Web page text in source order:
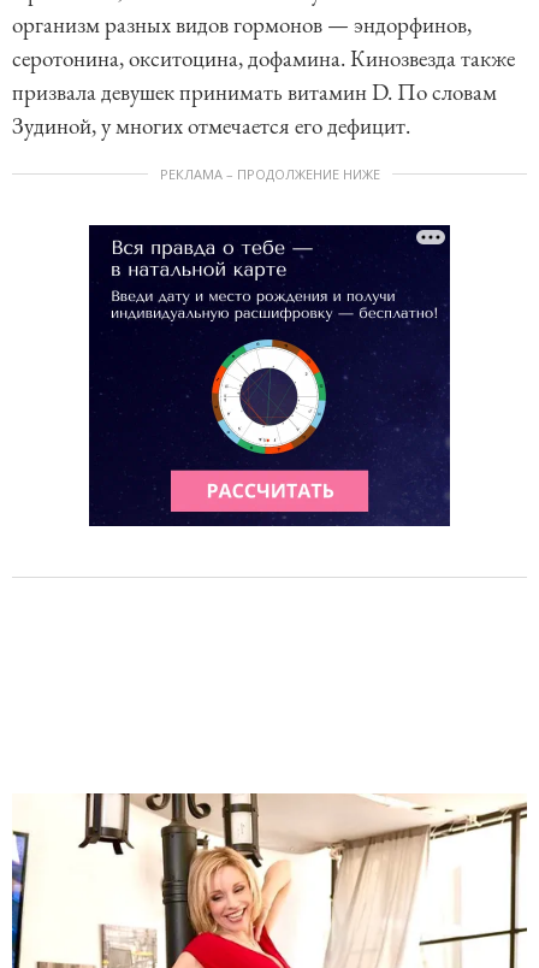
организм разных видов гормонов — эндорфинов,
серотонина, окситоцина, дофамина. Кинозвезда также
призвала девушек принимать витамин D. По словам
Зудиной, у многих отмечается его дефицит.
РЕКЛАМА – ПРОДОЛЖЕНИЕ НИЖЕ